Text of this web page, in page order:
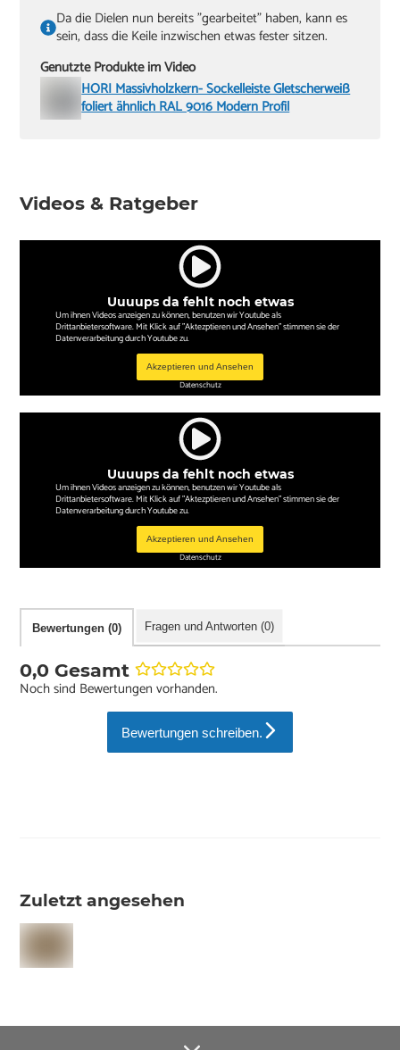
Da die Dielen nun bereits "gearbeitet" haben, kann es
sein, dass die Keile inzwischen etwas fester sitzen.
Genutzte Produkte im Video
HORI Massivholzkern- Sockelleiste Gletscherweiß
foliert ähnlich RAL 9016 Modern Profil
Videos & Ratgeber
Uuuups da fehlt noch etwas
Um ihnen Videos anzeigen zu können, benutzen wir Youtube als
Drittanbietersoftware. Mit Klick auf "Aktezptieren und Ansehen" stimmen sie der
Datenverarbeitung durch Youtube zu.
Akzeptieren und Ansehen
Datenschutz
Uuuups da fehlt noch etwas
Um ihnen Videos anzeigen zu können, benutzen wir Youtube als
Drittanbietersoftware. Mit Klick auf "Aktezptieren und Ansehen" stimmen sie der
Datenverarbeitung durch Youtube zu.
Akzeptieren und Ansehen
Datenschutz
Bewertungen (0) Fragen und Antworten (0)
0,0 Gesamt
Noch sind Bewertungen vorhanden.
Bewertungen schreiben.
Zuletzt angesehen